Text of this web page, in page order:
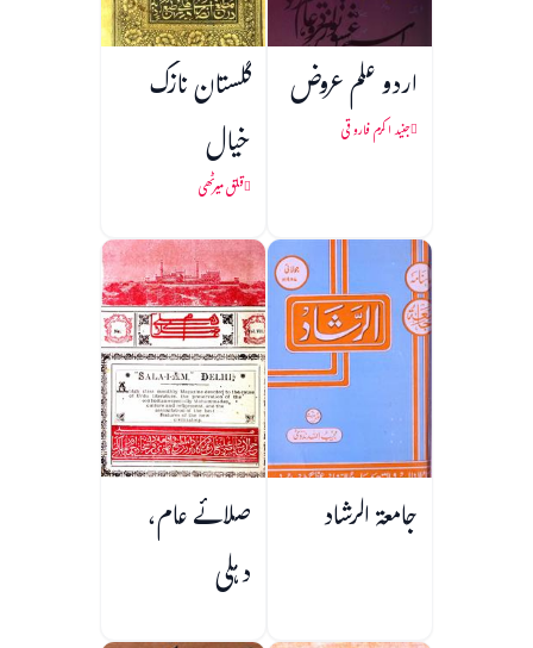
اردو علم عروض
جنید اکرم فاروقی
گلستان نازک
خیال
قلق میرٹھی
جامعۃ الرشاد صلائے عام،
دہلی